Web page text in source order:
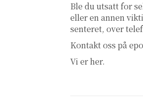
Ble du utsatt for
eller en annen
senteret, over
Kontakt oss på
Vi er her.